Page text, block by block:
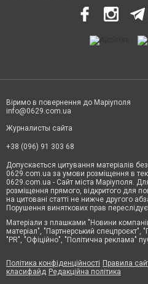
Віримо в повернення до Маріуполя
info@0629.com.ua
Журналисты сайта
+38 (096) 91 303 68
Допускається цитування матеріалів
0629.com.ua за умови розміщення в
0629.com.ua - Сайт міста Маріуполя.
розміщення прямого, відкритого для
на цитовані статті не нижче другого
Порушення виняткових прав
Матеріали з плашками "Новини
матеріал", "Партнерський спецпроєкт",
"PR", "Офіційно", "Політична реклама"
Політика конфіденційності Правила
класифайд Редакційна політика